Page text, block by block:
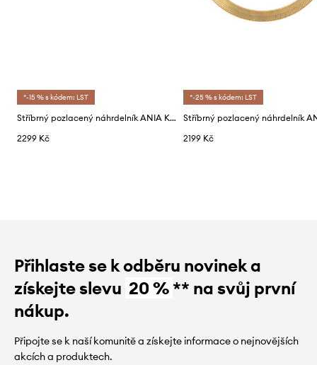
*-15 % s kódem: LST
Stříbrný pozlacený náhrdelník ANIA KRUK OVAL
2299 Kč
*-25 % s kódem: LST
2199 Kč
Přihlaste se k odběru novinek a
získejte slevu 20 %** na svůj první
nákup.
Připojte se k naší komunitě a získejte informace o nejnovějších
akcích a produktech.